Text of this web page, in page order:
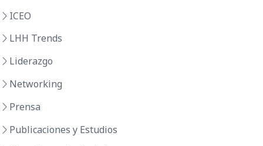
ICEO
LHH Trends
Liderazgo
Networking
Prensa
Publicaciones y Estudios